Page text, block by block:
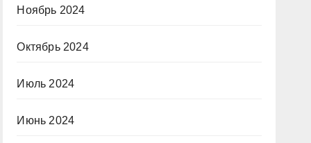
Ноябрь 2024
Октябрь 2024
Июль 2024
Июнь 2024